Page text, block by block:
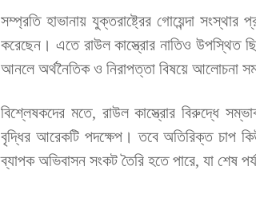
সম্প্রতি হাভানায় যুক্তরাষ্ট্রের গোয়েন্দা সংস্থার
করেছেন। এতে রাউল কাস্ত্রোর নাতিও উপস্থিত
আনলে অর্থনৈতিক ও নিরাপত্তা বিষয়ে আলোচনা
বিশ্লেষকদের মতে, রাউল কাস্ত্রোর বিরুদ্ধে
বৃদ্ধির আরেকটি পদক্ষেপ। তবে অতিরিক্ত চাপ
ব্যাপক অভিবাসন সংকট তৈরি হতে পারে, যা শেষ